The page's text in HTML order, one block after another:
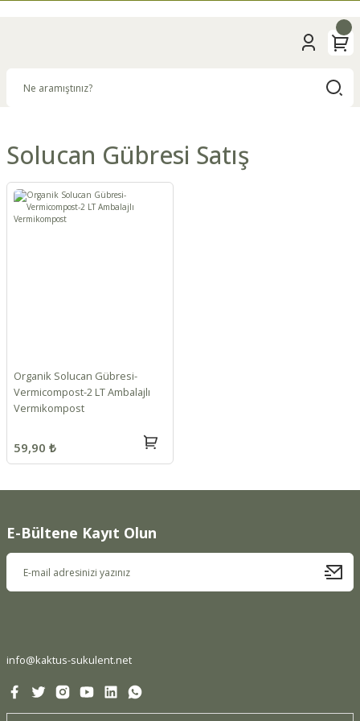
Solucan Gübresi Satış
Organik Solucan Gübresi-
Vermicompost-2 LT Ambalajlı
Vermikompost
59,90 ₺
E-Bültene Kayıt Olun
info@kaktus-sukulent.net